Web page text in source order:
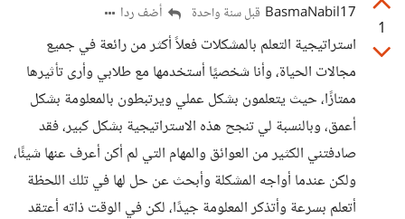
1
BasmaNabil17 قبل سنة واحدة أضف ردا
استراتيجية التعلم بالمشكلات فعلاً أكثر من رائعة في جميع
مجالات الحياة، وأنا شخصيًا أستخدمها مع طلابي وأرى تأثيرها
ممتازًا، حيث يتعلمون بشكل عملي ويرتبطون بالمعلومة بشكل
أعمق، وبالنسبة لي تنجح هذه الاستراتيجية بشكل كبير، فقد
صادفتني الكثير من العوائق والمهام التي لم أكن أعرف عنها شيئًا،
ولكن عندما أواجه المشكلة وأبحث عن حل لها في تلك اللحظة
أتعلم بسرعة وأتذكر المعلومة جيدًا، لكن في الوقت ذاته أعتقد